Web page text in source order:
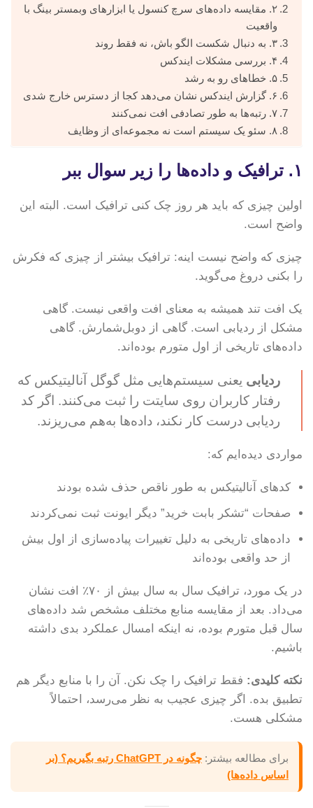
۲. مقایسه داده‌های سرچ کنسول یا ابزارهای وبمستر بینگ با
واقعیت
۳. به دنبال شکست الگو باش، نه فقط روند
۴. بررسی مشکلات ایندکس
۵. خطاهای رو به رشد
۶. گزارش ایندکس نشان می‌دهد کجا از دسترس خارج شدی
۷. رتبه‌ها به طور تصادفی افت نمی‌کنند
۸. سئو یک سیستم است نه مجموعه‌ای از وظایف
۱. ترافیک و داده‌ها را زیر سوال ببر
اولین چیزی که باید هر روز چک کنی ترافیک است. البته این
واضح است.
چیزی که واضح نیست اینه: ترافیک بیشتر از چیزی که فکرش
را بکنی دروغ می‌گوید.
یک افت تند همیشه به معنای افت واقعی نیست. گاهی
مشکل از ردیابی است. گاهی از دوبل‌شمارش. گاهی
داده‌های تاریخی از اول متورم بوده‌اند.
ردیابی یعنی سیستم‌هایی مثل گوگل آنالیتیکس که
رفتار کاربران روی سایتت را ثبت می‌کنند. اگر کد
ردیابی درست کار نکند، داده‌ها به‌هم می‌ریزند.
مواردی دیده‌ایم که:
کدهای آنالیتیکس به طور ناقص حذف شده بودند
صفحات “تشکر بابت خرید” دیگر ایونت ثبت نمی‌کردند
داده‌های تاریخی به دلیل تغییرات پیاده‌سازی از اول بیش
از حد واقعی بوده‌اند
در یک مورد، ترافیک سال به سال بیش از ۷۰٪ افت نشان
می‌داد. بعد از مقایسه منابع مختلف مشخص شد داده‌های
سال قبل متورم بوده، نه اینکه امسال عملکرد بدی داشته
باشیم.
نکته کلیدی: فقط ترافیک را چک نکن. آن را با منابع دیگر هم
تطبیق بده. اگر چیزی عجیب به نظر می‌رسد، احتمالاً
مشکلی هست.
برای مطالعه بیشتر:
چگونه در ChatGPT رتبه بگیریم؟ (بر
اساس داده‌ها)